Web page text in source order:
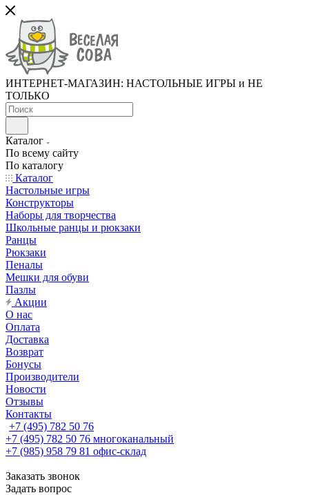
ИНТЕРНЕТ-МАГАЗИН: НАСТОЛЬНЫЕ ИГРЫ и НЕ
ТОЛЬКО
Каталог
По всему сайту
По каталогу
Каталог
Настольные игры
Конструкторы
Наборы для творчества
Школьные ранцы и рюкзаки
Ранцы
Рюкзаки
Пеналы
Мешки для обуви
Пазлы
Акции
О нас
Оплата
Доставка
Возврат
Бонусы
Производители
Новости
Отзывы
Контакты
+7 (495) 782 50 76
+7 (495) 782 50 76 многоканальный
+7 (985) 958 79 81 офис-склад
Заказать звонок
Задать вопрос